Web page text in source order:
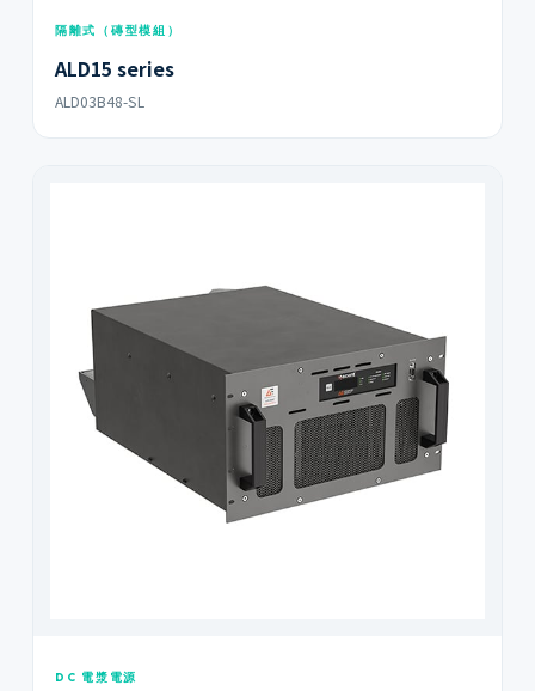
隔離式（磚型模組）
ALD15 series
ALD03B48-SL
DC 電漿電源